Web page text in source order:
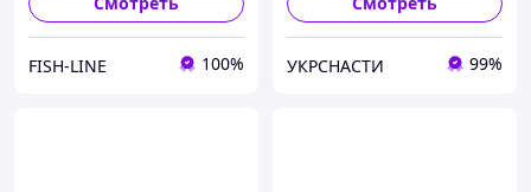
FISH-LINE 100% УКРСНАСТИ 99%